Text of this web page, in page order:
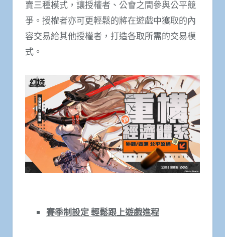
賣三種模式，讓授權者、公會之間參與公平競
爭。授權者亦可更輕鬆的將在遊戲中獲取的內
容交易給其他授權者，打造各取所需的交易模
式。
賽季制設定 輕鬆跟上遊戲進程